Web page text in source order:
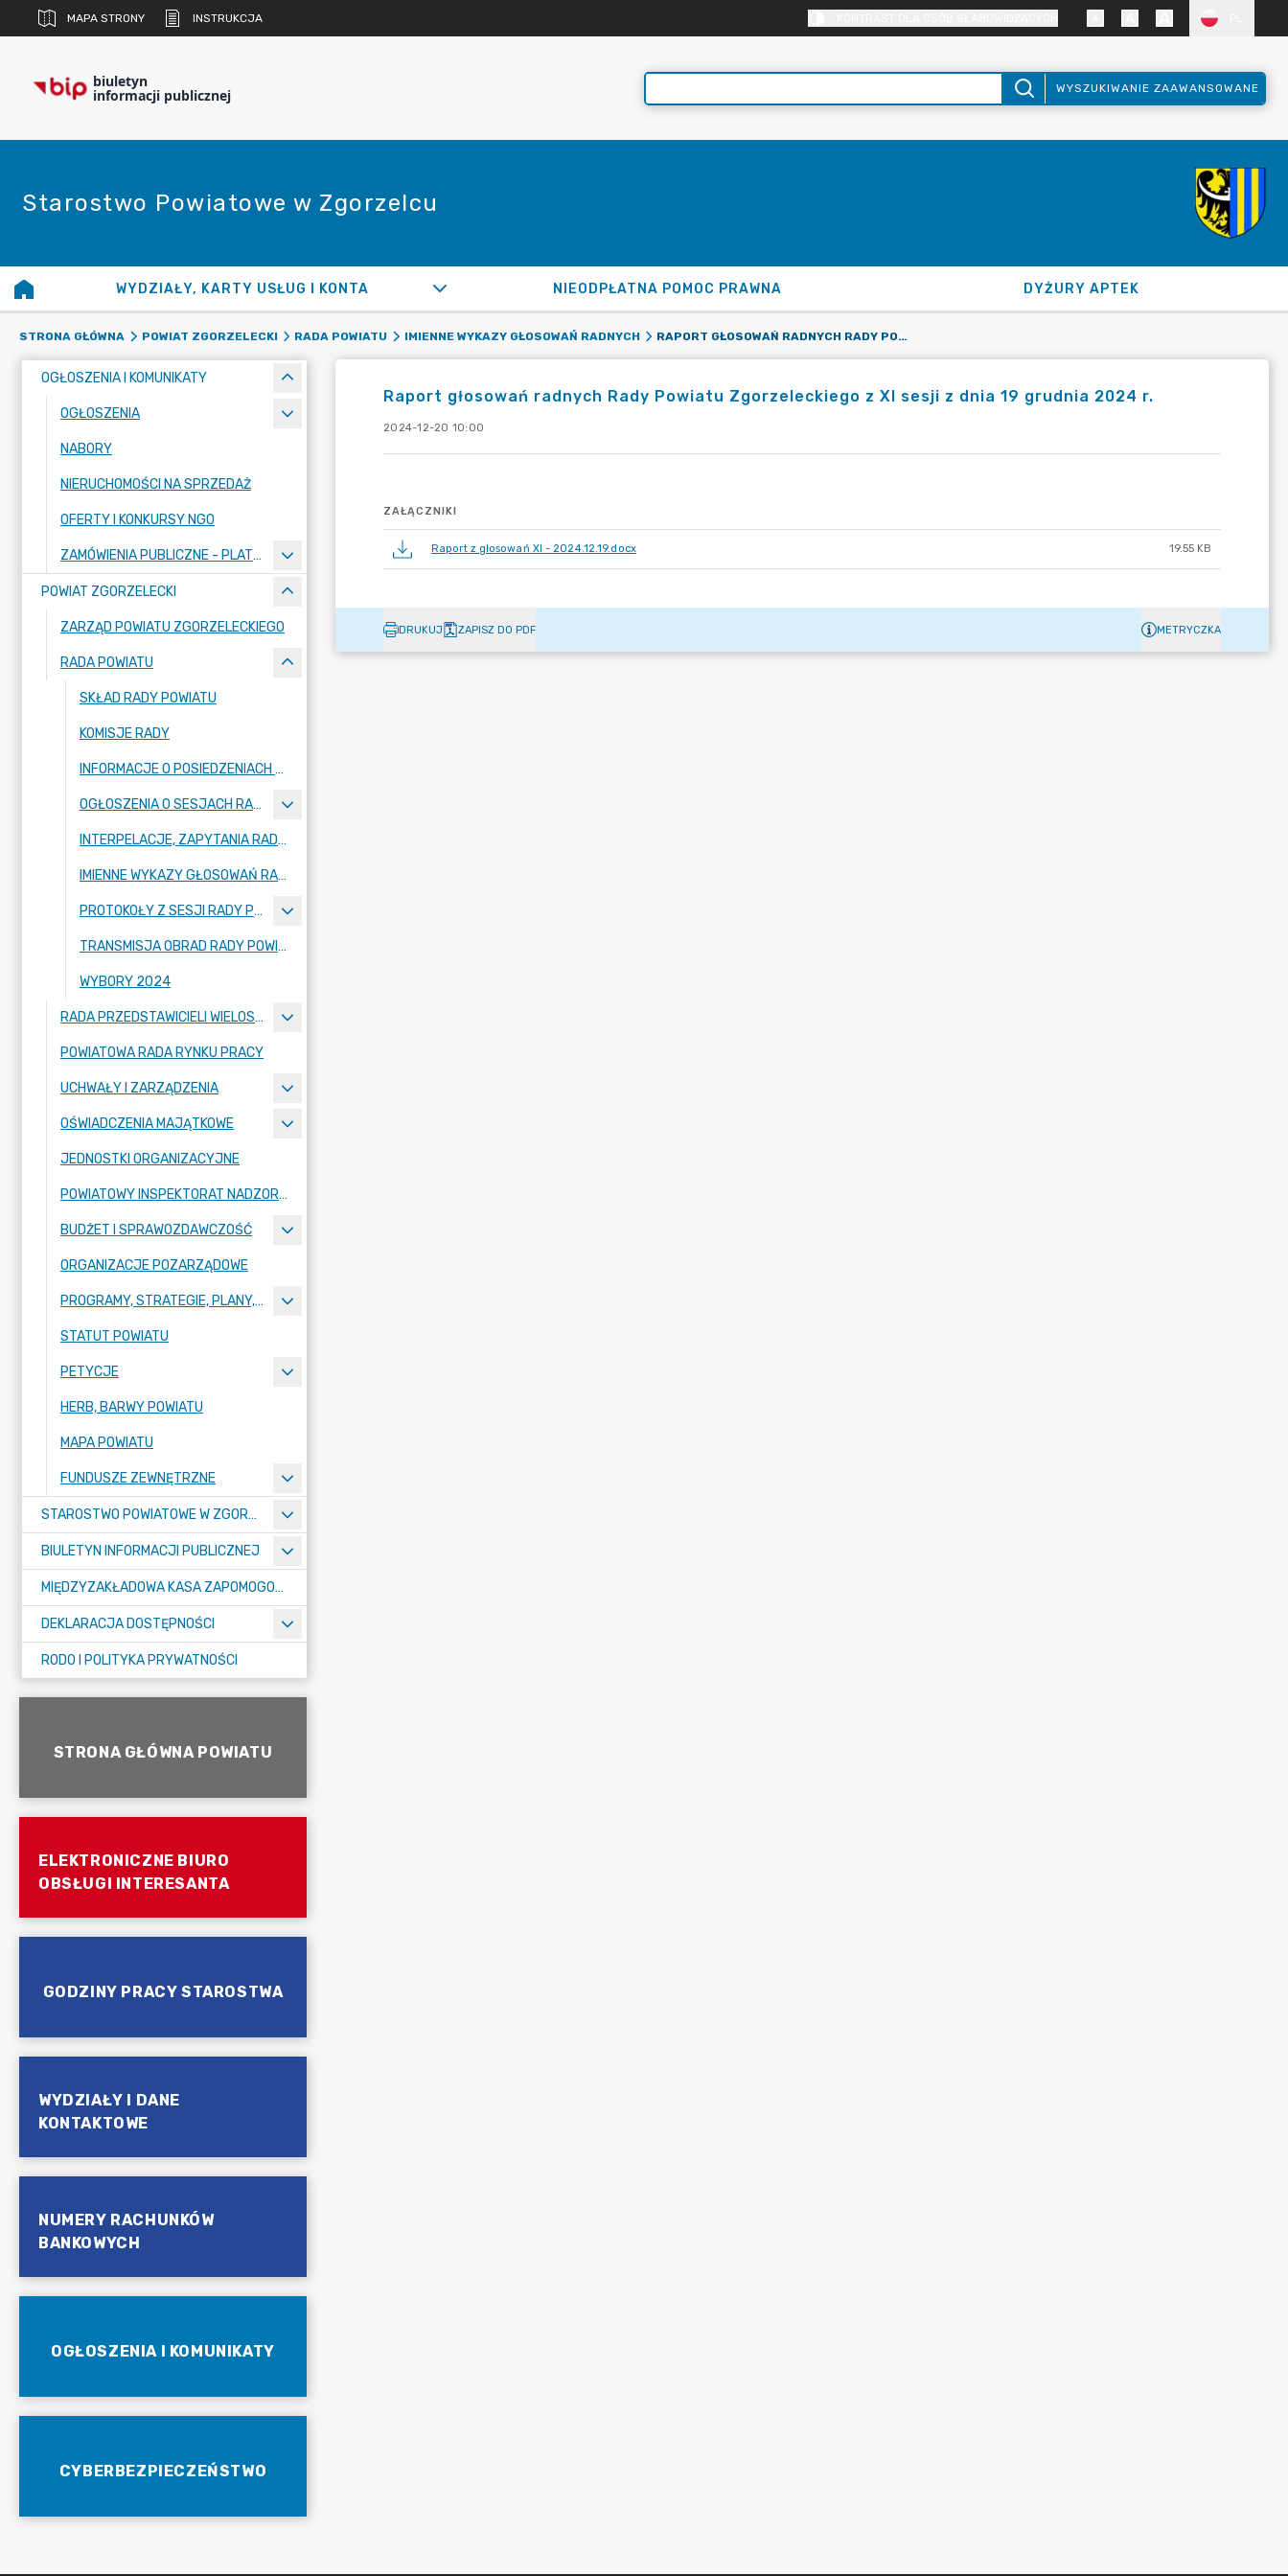
MAPA STRONY INSTRUKCJA
biuletyn
informacji publicznej WYSZUKIWANIE ZAAWANSOWANE
Starostwo Powiatowe w Zgorzelcu
WYDZIAŁY, KARTY USŁUG I KONTA NIEODPŁATNA POMOC PRAWNA DYŻURY APTEK
STRONA GŁÓWNA POWIAT ZGORZELECKI RADA POWIATU IMIENNE WYKAZY GŁOSOWAŃ RADNYCH RAPORT GŁOSOWAŃ RADNYCH RADY POWIATU ZGORZELECKIEGO Z XI SESJI Z DNIA 19 GRUDNIA 2024 R.
OGŁOSZENIA I KOMUNIKATY
OGŁOSZENIA
NABORY
NIERUCHOMOŚCI NA SPRZEDAŻ
OFERTY I KONKURSY NGO
ZAMÓWIENIA PUBLICZNE - PLATFORMA ZAKUPOWA
POWIAT ZGORZELECKI
ZARZĄD POWIATU ZGORZELECKIEGO
RADA POWIATU
SKŁAD RADY POWIATU
KOMISJE RADY
INFORMACJE O POSIEDZENIACH KOMISJI
OGŁOSZENIA O SESJACH RADY POWIATU
INTERPELACJE, ZAPYTANIA RADNYCH
IMIENNE WYKAZY GŁOSOWAŃ RADNYCH
PROTOKOŁY Z SESJI RADY POWIATU ZGORZELECKIEGO
TRANSMISJA OBRAD RADY POWIATU ZGORZELECKIEGO
WYBORY 2024
RADA PRZEDSTAWICIELI WIELOSPECJALISTYCZNEGO ZESPOŁU OPIEKI ZDROWOTNEJ "BOLESŁAWIEC-ZGORZELEC" SAMODZIELNEGO PUBLICZNEGO ZAKŁADU OPIEKI ZDROWOTNEJ
POWIATOWA RADA RYNKU PRACY
UCHWAŁY I ZARZĄDZENIA
OŚWIADCZENIA MAJĄTKOWE
JEDNOSTKI ORGANIZACYJNE
POWIATOWY INSPEKTORAT NADZORU BUDOWLANEGO
BUDŻET I SPRAWOZDAWCZOŚĆ
ORGANIZACJE POZARZĄDOWE
PROGRAMY, STRATEGIE, PLANY, RAPORTY
STATUT POWIATU
PETYCJE
HERB, BARWY POWIATU
MAPA POWIATU
FUNDUSZE ZEWNĘTRZNE
STAROSTWO POWIATOWE W ZGORZELCU
BIULETYN INFORMACJI PUBLICZNEJ
MIĘDZYZAKŁADOWA KASA ZAPOMOGOWO-POŻYCZKOWA
DEKLARACJA DOSTĘPNOŚCI
RODO I POLITYKA PRYWATNOŚCI
STRONA GŁÓWNA POWIATU
ELEKTRONICZNE BIURO
OBSŁUGI INTERESANTA
GODZINY PRACY STAROSTWA
WYDZIAŁY I DANE
KONTAKTOWE
NUMERY RACHUNKÓW
BANKOWYCH
OGŁOSZENIA I KOMUNIKATY
CYBERBEZPIECZEŃSTWO
Raport głosowań radnych Rady Powiatu Zgorzeleckiego z XI sesji z dnia 19 grudnia 2024 r.
2024-12-20 10:00
ZAŁĄCZNIKI
Raport z głosowań XI - 2024.12.19.docx 19.55 KB
DRUKUJ ZAPISZ DO PDF METRYCZKA